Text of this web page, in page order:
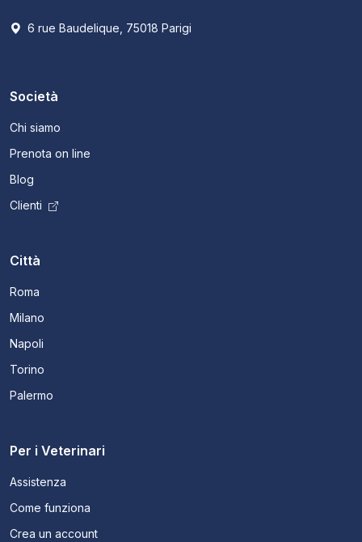
6 rue Baudelique, 75018 Parigi
Società
Chi siamo
Prenota on line
Blog
Clienti
Città
Roma
Milano
Napoli
Torino
Palermo
Per i Veterinari
Assistenza
Come funziona
Crea un account